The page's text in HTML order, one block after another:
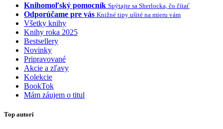
Knihomoľský pomocník Spýtajte sa Sherlocka, čo čítať
Odporúčame pre vás Knižné tipy ušité na mieru vám
Všetky knihy
Knihy roka 2025
Bestsellery
Novinky
Pripravované
Akcie a zľavy
Kolekcie
BookTok
Mám záujem o titul
Top autori